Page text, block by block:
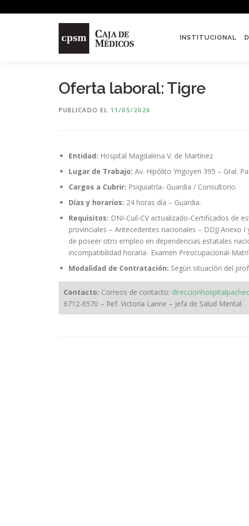
INSTITUCIONAL
Oferta laboral: Tigre
PUBLICADO EL 11/05/2026
Entidad: Hospital Magdalena V. de Martínez
Lugar de Trabajo: Av. Hipólito Yrigoyen 395 – Gral.
Cargos a Cubrir: Psiquiatría- Guardia / Consultorio.
Días y horarios: 24 horas día – Guardia.
Requisitos: DNI-Cuil-CV actualizado-Certificados de
provinciales – Antecedentes nacionales – DDJJ Anexo
de poseer otro empleo en dependencias estatales
incompatibilidad horaria- Examen Preocupacional-
Modalidad de Contratación: Según situación del
Contacto: Correos de contacto:
6712-6570 – Ref. Victoria Lanne – Jefa de Salud Mental.